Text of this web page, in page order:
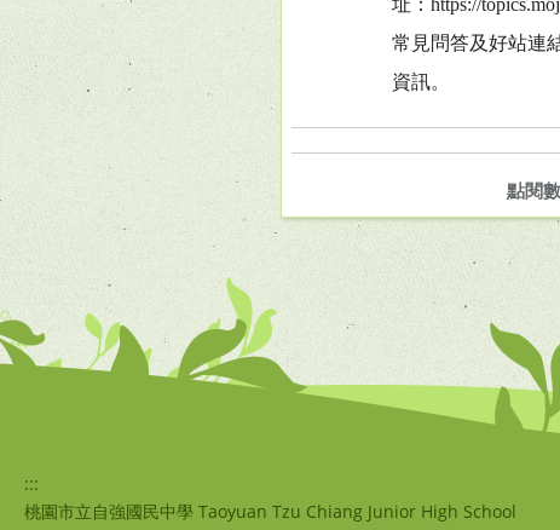
址：https://
常見問答及好站連
資訊。
點閱數
:::
桃園市立自強國民中學 Taoyuan Tzu Chiang Junior High School